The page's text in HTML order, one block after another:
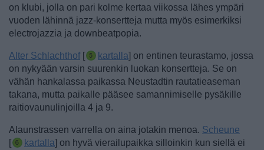
on klubi, jolla on pari kolme kertaa viikossa lähes ympäri
vuoden lähinnä jazz-konsertteja mutta myös esimerkiksi
electrojazzia ja downbeatpopia.
Alter Schlachthof[ kartalla] on entinen teurastamo, jossa
on nykyään varsin suurenkin luokan konsertteja. Se on
vähän hankalassa paikassa Neustadtin rautatieaseman
takana, mutta paikalle pääsee samannimiselle pysäkille
raitiovaunulinjoilla 4 ja 9.
Alaunstrassen varrella on aina jotakin menoa. Scheune
[
kartalla] on hyvä vierailupaikka silloinkin kun siellä ei